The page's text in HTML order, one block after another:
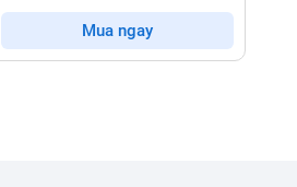
Mua ngay